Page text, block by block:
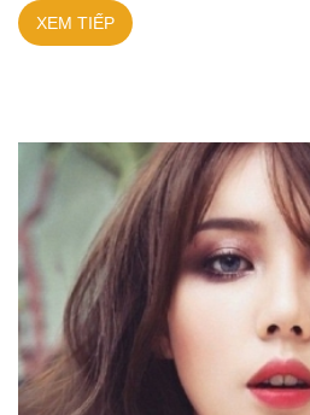
XEM TIẾP